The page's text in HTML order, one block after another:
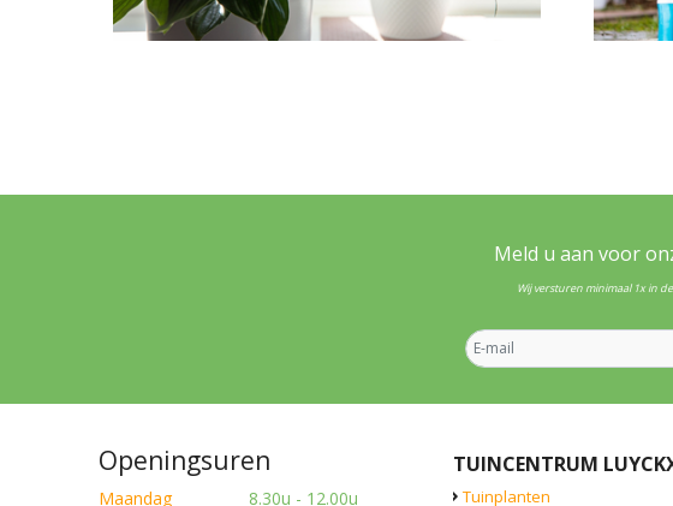
Meld u aan voor
Wij versturen minimaal 1x in
Openingsuren
Maandag 8.30u - 12.00u
TUINCENTRUM
Tuinplanten